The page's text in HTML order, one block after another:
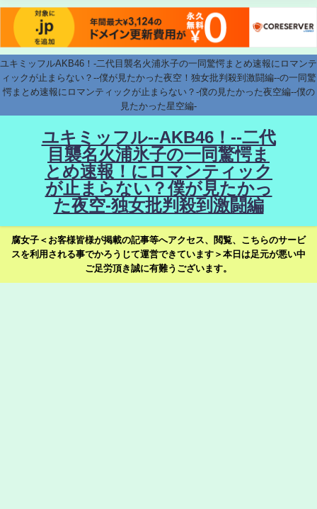
ユキミッフルAKB46！-二代目襲名火浦氷子の一同驚愕まとめ速報にロマンテ
ィックが止まらない？--僕が見たかった夜空！独女批判殺到激闘編--の一同驚
愕まとめ速報にロマンティックが止まらない？-僕の見たかった夜空編--僕の
見たかった星空編-
ユキミッフル--AKB46！--二代
目襲名火浦氷子の一同驚愕ま
とめ速報！にロマンティック
が止まらない？僕が見たかっ
た夜空-独女批判殺到激闘編
腐女子＜お客様皆様が掲載の記事等へアクセス、閲覧、こちらのサービ
スを利用される事でかろうじて運営できています＞本日は足元が悪い中
ご足労頂き誠に有難うございます。